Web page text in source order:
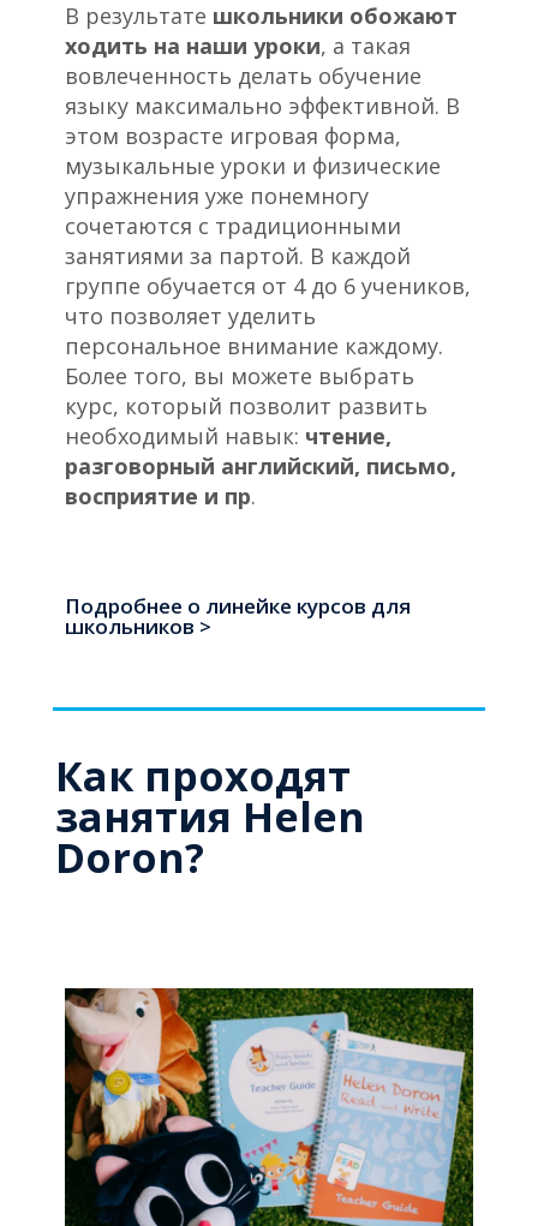
В результате школьники обожают
ходить на наши уроки, а такая
вовлеченность делать обучение
языку максимально эффективной. В
этом возрасте игровая форма,
музыкальные уроки и физические
упражнения уже понемногу
сочетаются с традиционными
занятиями за партой. В каждой
группе обучается от 4 до 6 учеников,
что позволяет уделить
персональное внимание каждому.
Более того, вы можете выбрать
курс, который позволит развить
необходимый навык: чтение,
разговорный английский, письмо,
восприятие и пр.
Подробнее о линейке курсов для
школьников >
Как проходят
занятия Helen
Doron?